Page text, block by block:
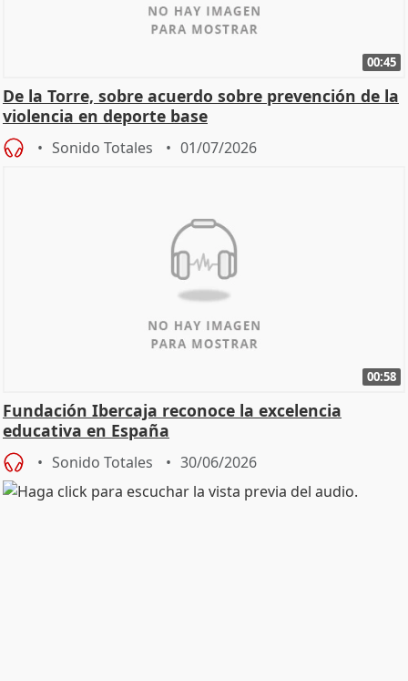
00:45
De la Torre, sobre acuerdo sobre prevención de la
violencia en deporte base
Sonido Totales 01/07/2026
00:58
Fundación Ibercaja reconoce la excelencia
educativa en España
Sonido Totales 30/06/2026